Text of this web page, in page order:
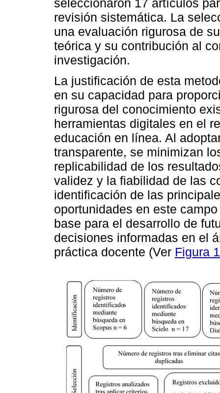
revisión sistemática. La
una evaluación rigurosa de
teórica y su contribución al
investigación.
La justificación de esta
en su capacidad para
rigurosa del conocimiento
herramientas digitales en el
educación en línea. Al
transparente, se minimizan
replicabilidad de los
validez y la fiabilidad de las
identificación de las
oportunidades en este
base para el desarrollo de
decisiones informadas en el
práctica docente (Ver Figura 1